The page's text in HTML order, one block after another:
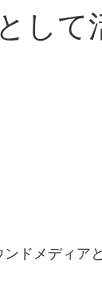
して
ドメディア